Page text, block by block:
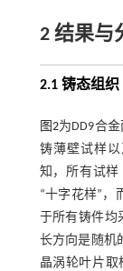
2 结果与
2.1 铸态组织
图2为DD9合
铸薄壁试样
知，所有试样
“十字花样”，
于所有铸件均
长方向是随机
晶涡轮叶片